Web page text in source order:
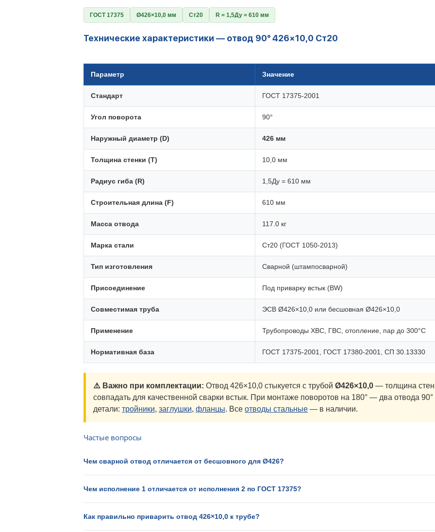
ГОСТ 17375 Ø426×10,0 мм Ст20 R = 1,5Ду = 610 мм
Технические характеристики — отвод 90° 426×10,0 Ст20
Параметр Значение
Стандарт ГОСТ 17375-2001
Угол поворота 90°
Наружный диаметр (D) 426 мм
Толщина стенки (T) 10,0 мм
Радиус гиба (R) 1,5Ду = 610 мм
Строительная длина (F) 610 мм
Масса отвода 117.0 кг
Марка стали Ст20 (ГОСТ 1050-2013)
Тип изготовления Сварной (штампосварной)
Присоединение Под приварку встык (BW)
Совместимая труба ЭСВ Ø426×10,0 или бесшовная Ø426×10,0
Применение Трубопроводы ХВС, ГВС, отопление, пар до 300°C
Нормативная база ГОСТ 17375-2001, ГОСТ 17380-2001, СП 30.13330
⚠️ Важно при комплектации: Отвод 426×10,0 стыкуется с трубой Ø426×10,0 — толщина
совпадать для качественной сварки встык. При монтаже поворотов на 180° — два отвода
детали: тройники, заглушки, фланцы. Все отводы стальные — в наличии.
Частые вопросы
Чем сварной отвод отличается от бесшовного для Ø426?
Чем исполнение 1 отличается от исполнения 2 по ГОСТ 17375?
Как правильно приварить отвод 426×10,0 к трубе?